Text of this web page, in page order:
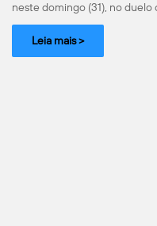
neste domingo (31), no duelo
Leia mais >